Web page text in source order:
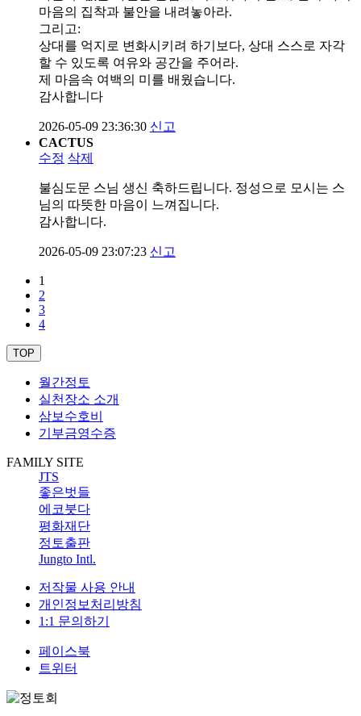
마음의 집착과 불안을 내려놓아라.
그리고:
상대를 억지로 변화시키려 하기보다, 상대 스스로 자각
할 수 있도록 여유와 공간을 주어라.
제 마음속 여백의 미를 배웠습니다.
감사합니다
2026-05-09 23:36:30 신고
CACTUS
수정 삭제
불심도문 스님 생신 축하드립니다. 정성으로 모시는 스
님의 따뜻한 마음이 느껴집니다.
감사합니다.
2026-05-09 23:07:23 신고
1
2
3
4
TOP
월간정토
실천장소 소개
삼보수호비
기부금영수증
FAMILY SITE
JTS
좋은벗들
에코붓다
평화재단
정토출판
Jungto Intl.
저작물 사용 안내
개인정보처리방침
1:1 문의하기
페이스북
트위터